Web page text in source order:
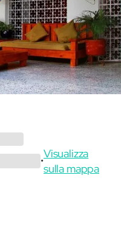
•
Visualizza
sulla mappa